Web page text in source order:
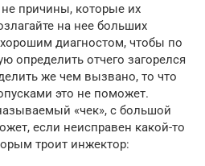
причины, которые их
на нее больших
диагностом, чтобы по
определить отчего загорелся
же чем вызвано, то что
это не поможет.
«чек», с большой
если неисправен какой-то
троит инжектор: